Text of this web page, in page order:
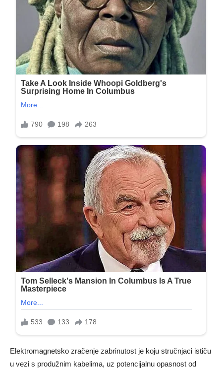
Elektromagnetsko zračenje zabrinutost je koju stručnjaci ističu
u vezi s produžnim kabelima, uz potencijalnu opasnost od